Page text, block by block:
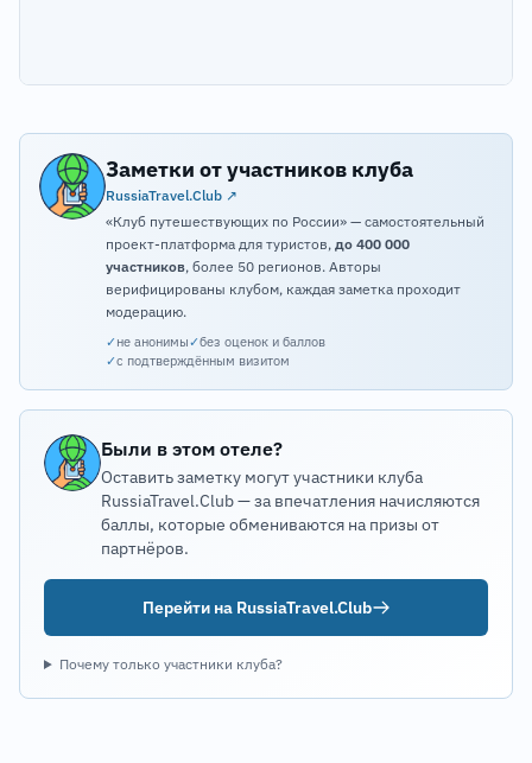
Заметки от участников клуба
RussiaTravel.Club ↗
«Клуб путешествующих по России» — самостоятельный
проект-платформа для туристов, до 400 000
участников, более 50 регионов. Авторы
верифицированы клубом, каждая заметка проходит
модерацию.
✓не анонимы✓без оценок и баллов
✓с подтверждённым визитом
Были в этом отеле?
Оставить заметку могут участники клуба
RussiaTravel.Club — за впечатления начисляются
баллы, которые обмениваются на призы от
партнёров.
Перейти на RussiaTravel.Club
Почему только участники клуба?